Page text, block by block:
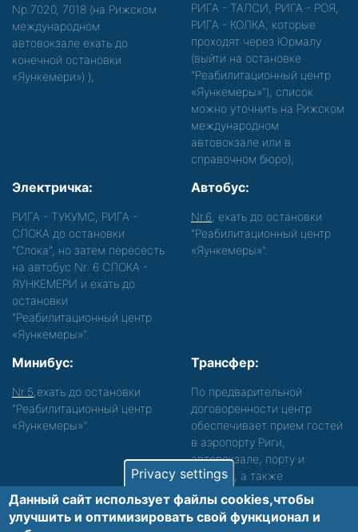
Nр.7020, 7018 (на Рижском
международном
автовокзале ехать до
конечной остановки
«Яункемери») );
РИГА - ТАЛСИ, РИГА - РОЯ,
РИГА - КОЛКА, которые
проходят через Юрмалу
(выйти на остановке
"Реабилитационный центр
«Яункемеры»"), список
можно уточнить на Рижском
международном
автовокзале или в
справочном бюро);
Электричка:
РИГА - ТУКУМС, РИГА -
СЛОКА до остановки
"Слока", но затем пересесть
на автобус Nr. 6 СЛОКА -
ЯУНКЕМЕРИ и ехать до
остановки
"Реабилитационный центр
«Яункемеры»".
Автобус:
Nr.6 , ехать до остановки
"Реабилитационный центр
«Яункемеры»".
Минибус:
Nr.5 ,ехать до остановки
"Реабилитационный центр
«Яункемеры»".
Трансфер:
По предварительной
договоренности центр
обеспечивает прием гостей
в аэропорту Риги,
автовокзале, порту и
вокзале, а также
сопровождение. Просьба
звонить, чтобы уточнить
детали.
Privacy settings
Данный сайт использует файлы cookies,чтобы
улучшить и оптимизировать cвой функционал и